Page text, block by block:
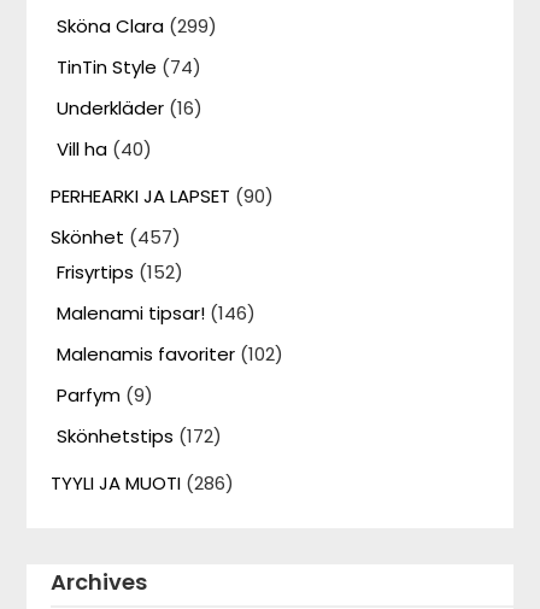
Sköna Clara (299)
TinTin Style (74)
Underkläder (16)
Vill ha (40)
PERHEARKI JA LAPSET (90)
Skönhet (457)
Frisyrtips (152)
Malenami tipsar! (146)
Malenamis favoriter (102)
Parfym (9)
Skönhetstips (172)
TYYLI JA MUOTI (286)
Archives